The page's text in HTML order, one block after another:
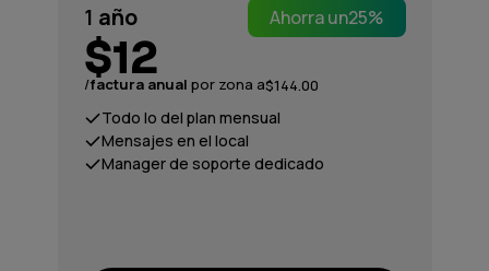
1 año Ahorra un25%
$12
/factura anual por zona a$144.00
Todo lo del plan mensual
Mensajes en el local
Manager de soporte dedicado